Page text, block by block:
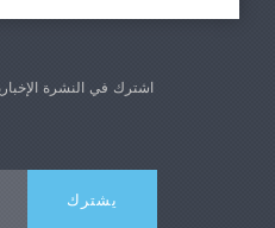
اشترك في النشرة